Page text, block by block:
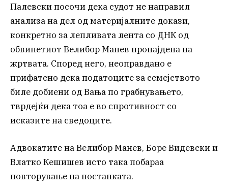
Палевски посочи дека судот не направил
анализа на дел од материјалните докази,
конкретно за лепливата лента со ДНК од
обвинетиот Велибор Манев пронајдена на
жртвата. Според него, неоправдано е
прифатено дека податоците за семејството
биле добиени од Вања по грабнувањето,
тврдејќи дека тоа е во спротивност со
исказите на сведоците.
Адвокатите на Велибор Манев, Боре Видевски и
Влатко Кешишев исто така побараа
повторување на постапката.